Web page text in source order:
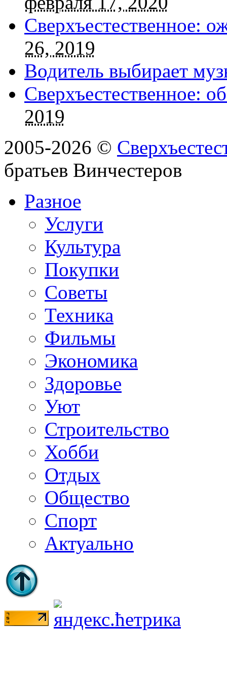
Сверхъестественное:
26, 2019
Водитель выбирает
Сверхъестественное:
2019
2005-2026 ©
братьев Винчестеров
Разное
Услуги
Культура
Покупки
Советы
Техника
Фильмы
Экономика
Здоровье
Уют
Строительство
Хобби
Отдых
Общество
Спорт
Актуально